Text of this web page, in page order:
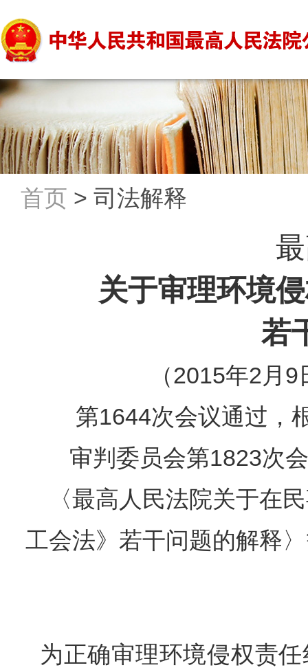
首页 > 司法解释
关于审理环境
若
（2015年2月
第1644次会议通过，
审判委员会第1823次
〈最高人民法院关于在
工会法》若干问题的解释
为正确审理环境侵权责